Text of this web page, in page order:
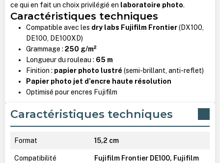
ce qui en fait un choix privilégié en laboratoire photo.
Caractéristiques techniques
Compatible avec les dry labs Fujifilm Frontier(DX100,
DE100, DE100XD)
Grammage : 250 g/m²
Longueur du rouleau : 65 m
Finition : papier photo lustré (semi-brillant, anti-reflet)
Papier photo jet d’encre haute résolution
Optimisé pour encres Fujifilm
Caractéristiques techniques
Format 15,2 cm
Compatibilité
Fujifilm Frontier DE100, Fujifilm